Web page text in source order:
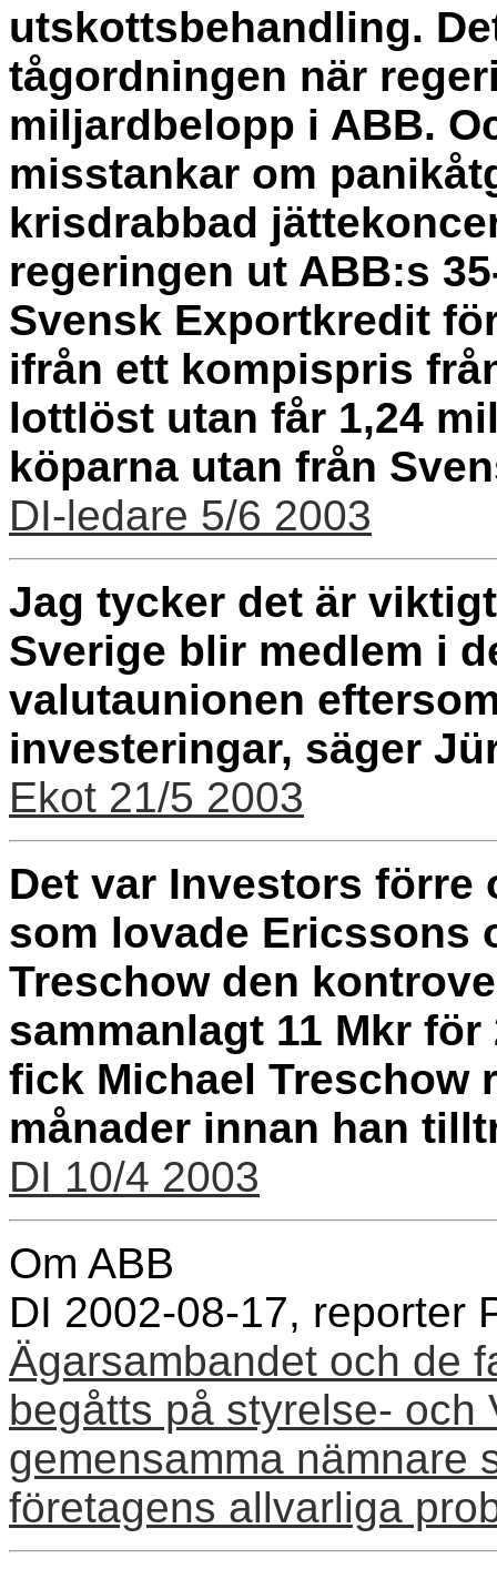
utskottsbehandling.
tågordningen när
miljardbelopp i ABB.
misstankar om
krisdrabbad
regeringen ut ABB:s
Svensk Exportkredit
ifrån ett kompispris
lottlöst utan får 1,24
köparna utan från
DI-ledare 5/6 2003
Jag tycker det är
Sverige blir medlem i
valutaunionen
investeringar, säger
Ekot 21/5 2003
Det var Investors förre
som lovade Ericssons
Treschow den
sammanlagt 11 Mkr
fick Michael Treschow
månader innan han
DI 10/4 2003
Om ABB
DI 2002-08-17, reporter
Ägarsambandet och de
begåtts på styrelse- och
gemensamma nämnare
företagens allvarliga